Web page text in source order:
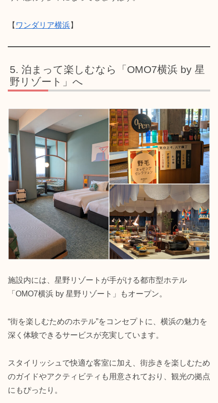
【 ワンダリア横浜】
泊まって楽しむなら「OMO7横浜 by 星
野リゾート」へ
施設内には、星野リゾートが手がける都市型ホテル
「OMO7横浜 by 星野リゾート」もオープン。
“街を楽しむためのホテル”をコンセプトに、横浜の魅力を
深く体験できるサービスが充実しています。
スタイリッシュで快適な客室に加え、街歩きを楽しむため
のガイドやアクティビティも用意されており、観光の拠点
にもぴったり。